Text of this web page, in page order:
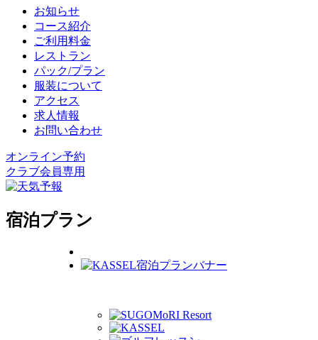
お知らせ
コース紹介
ご利用料金
レストラン
パック/プラン
服装について
アクセス
求人情報
お問い合わせ
オンライン予約
クラブ会員専用
宿泊プラン